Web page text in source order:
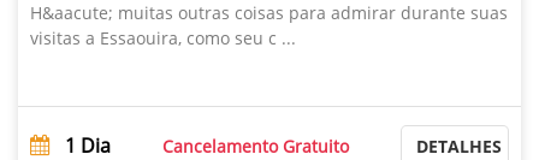
H&aacute; muitas outras coisas para admirar durante suas
visitas a Essaouira, como seu c ...
1 Dia Cancelamento Gratuito DETALHES